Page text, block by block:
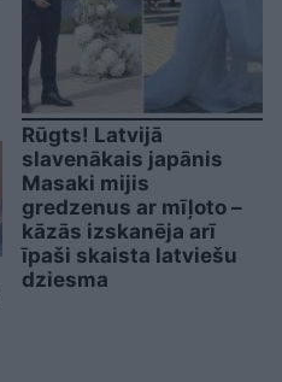
Rūgts! Latvijā
slavenākais japānis
Masaki mijis
gredzenus ar mīļoto –
kāzās izskanēja arī
īpaši skaista latviešu
dziesma